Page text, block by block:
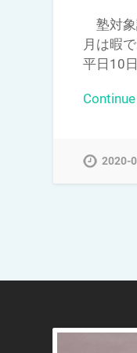
塾対象
月は暇
平日10
2020-